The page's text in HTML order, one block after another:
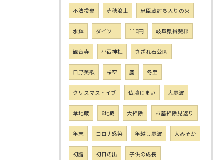
不法投棄 赤穂浪士 忠臣蔵討ち入りの火
水鉢 ダイソー 110円 岐阜県揖斐郡
観音寺 小西神社 さざれ石公園
日野美歌 桜空 鹿 冬至
クリスマス・イブ 仏壇じまい 大寒波
傘地蔵 6地蔵 大掃除 お墓掃除見返り
年末 コロナ感染 年越し寒波 大みそか
初詣 初日の出 子供の成長